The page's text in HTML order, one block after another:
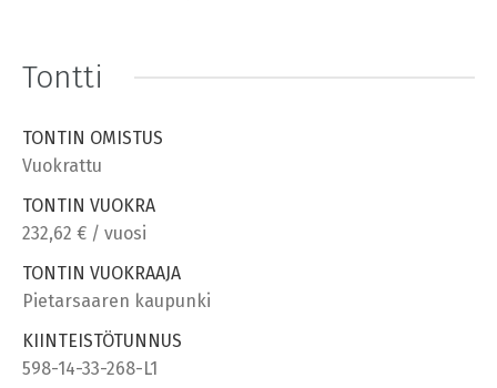
Tontti
TONTIN OMISTUS
Vuokrattu
TONTIN VUOKRA
232,62 € / vuosi
TONTIN VUOKRAAJA
Pietarsaaren kaupunki
KIINTEISTÖTUNNUS
598-14-33-268-L1